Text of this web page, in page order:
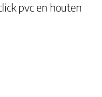
pvc en houten